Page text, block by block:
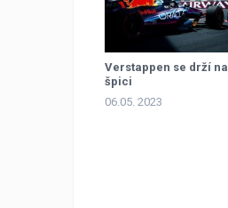
Verstappen se drží na
špici
06.05. 2023